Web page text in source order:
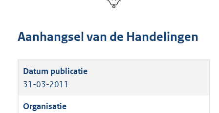
Aanhangsel van de Handelingen
31-03-2011